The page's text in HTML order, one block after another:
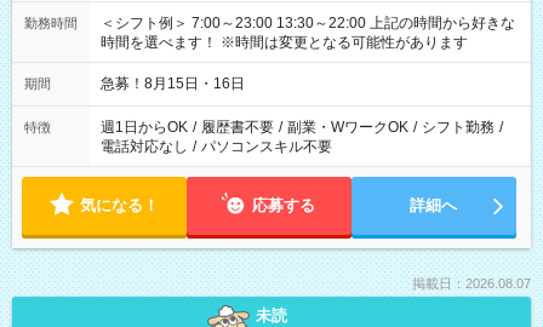
勤務時間
＜シフト例＞ 7:00～23:00 13:30～22:00 上記の時間から好きな
時間を選べます！ ※時間は変更となる可能性があります
期間 急募！8月15日・16日
特徴 週1日からOK / 履歴書不要 / 副業・WワークOK / シフト勤務 /
電話対応なし / パソコンスキル不要
気になる！ 応募する 詳細へ
掲載日：2026.08.07
未読